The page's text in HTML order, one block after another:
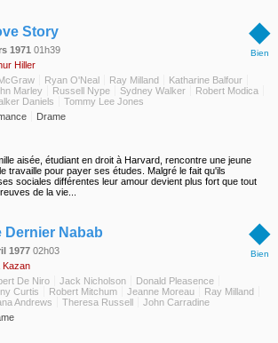
◆
Bien
Story
1971 01h39
Hiller
Ryan O'Neal Ray Milland
Katharine Balfour
Marley
Russell Nype Sydney Walker
Robert Modica
Daniels
Tommy Lee Jones
Drame
aisée, étudiant en droit à Harvard, rencontre une jeune
travaille pour payer ses études. Malgré le fait qu'ils
sociales différentes leur amour devient plus fort que tout
de la vie...
◆
Bien
Dernier Nabab
1977 02h03
Kazan
De Niro
Jack Nicholson
Donald Pleasence
Curtis
Robert Mitchum Jeanne Moreau
Ray Milland
Andrews
Theresa Russell
John Carradine